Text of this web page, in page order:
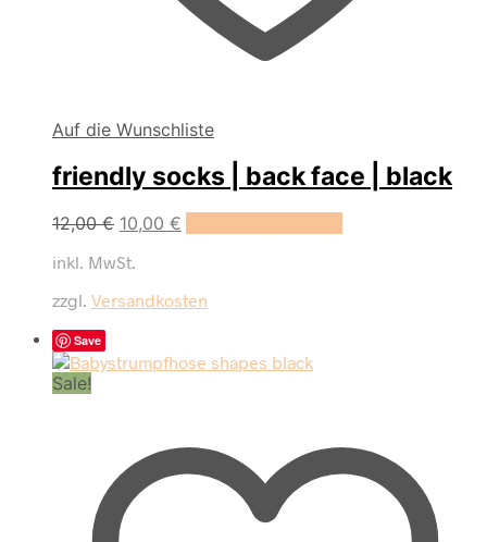
Auf die Wunschliste
friendly socks | back face | black
12,00€ 10,00 €
Produktseite
gewählt
werden
inkl. MwSt.
zzgl. Versandkosten
Save
Sale!